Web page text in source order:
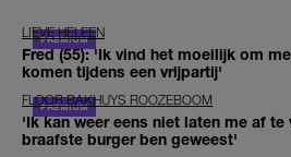
LIEVE HELEEN
Fred (55): 'Ik vind het moeilijk om
komen tijdens een vrijpartij'
FLOOR BAKHUYS ROOZEBOOM
'Ik kan weer eens niet laten me af
braafste burger ben geweest'